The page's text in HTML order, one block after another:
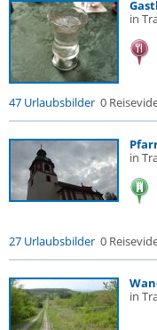
in
47 Urlaubsbilder 0
in
27 Urlaubsbilder 0
in